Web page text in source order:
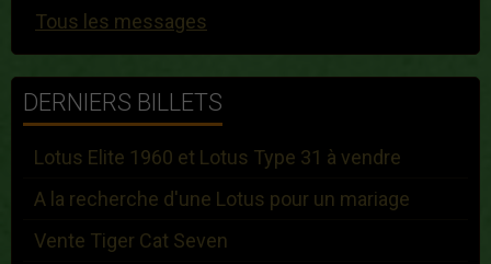
Tous les messages
DERNIERS BILLETS
Lotus Elite 1960 et Lotus Type 31 à vendre
A la recherche d'une Lotus pour un mariage
Vente Tiger Cat Seven